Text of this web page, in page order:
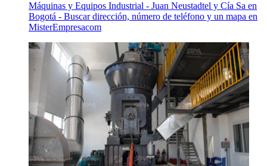
Máquinas y Equipos Industrial - Juan Neustadtel y Cía Sa en
Bogotá - Buscar dirección, número de teléfono y un mapa en
MisterEmpresacom